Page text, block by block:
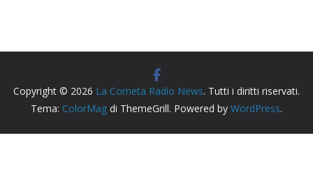
Copyright © 2026 La Cometa Radio News. Tutti i diritti riservati.
Tema: ColorMag di ThemeGrill. Powered by WordPress.